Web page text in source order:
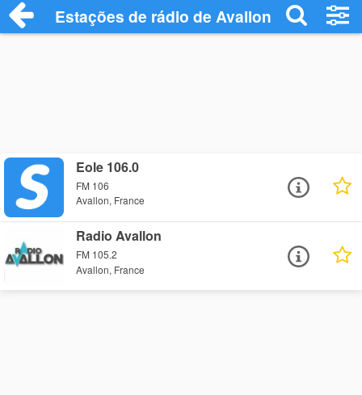
Estações de rádio de Avallon - Ouça
Eole 106.0
FM 106
Avallon, France
Radio Avallon
FM 105.2
Avallon, France